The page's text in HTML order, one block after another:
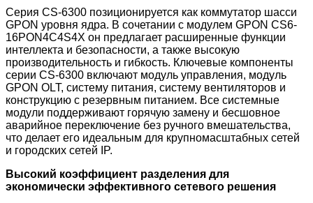
Серия CS-6300 позиционируется как коммутатор шасси
GPON уровня ядра. В сочетании с модулем GPON CS6-
16PON4C4S4X он предлагает расширенные функции
интеллекта и безопасности, а также высокую
производительность и гибкость. Ключевые компоненты
серии CS-6300 включают модуль управления, модуль
GPON OLT, систему питания, систему вентиляторов и
конструкцию с резервным питанием. Все системные
модули поддерживают горячую замену и бесшовное
аварийное переключение без ручного вмешательства,
что делает его идеальным для крупномасштабных сетей
и городских сетей IP.
Высокий коэффициент разделения для
экономически эффективного сетевого решения